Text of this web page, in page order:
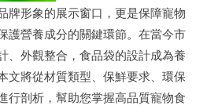
牌形象的展示窗口，更是保障寵物
護營養成分的關鍵環節。在當今市
、外觀整合，食品袋的設計成為養
文將從材質類型、保鮮要求、環保
行剖析，幫助您掌握高品質寵物食